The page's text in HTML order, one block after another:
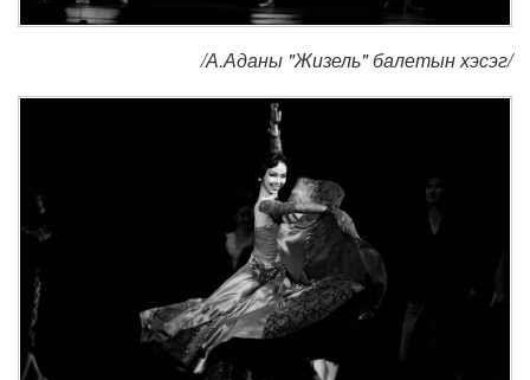
/А.Аданы "Жизель" балетын хэсэг/